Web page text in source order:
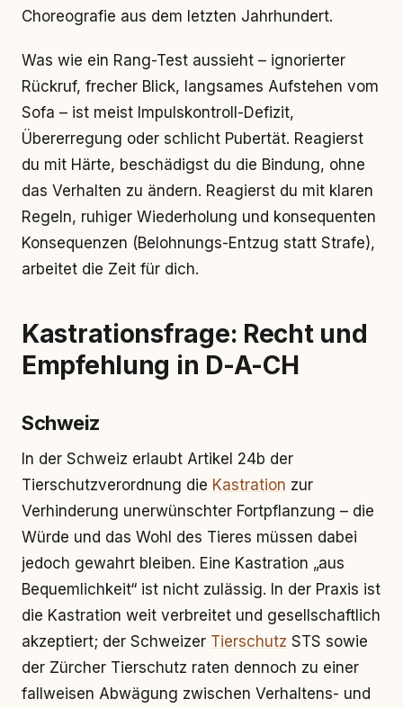
Choreografie aus dem letzten Jahrhundert.
Was wie ein Rang-Test aussieht – ignorierter
Rückruf, frecher Blick, langsames Aufstehen vom
Sofa – ist meist Impulskontroll-Defizit,
Übererregung oder schlicht Pubertät. Reagierst
du mit Härte, beschädigst du die Bindung, ohne
das Verhalten zu ändern. Reagierst du mit klaren
Regeln, ruhiger Wiederholung und konsequenten
Konsequenzen (Belohnungs-Entzug statt Strafe),
arbeitet die Zeit für dich.
Kastrationsfrage: Recht und
Empfehlung in D-A-CH
Schweiz
In der Schweiz erlaubt Artikel 24b der
Tierschutzverordnung die Kastration zur
Verhinderung unerwünschter Fortpflanzung – die
Würde und das Wohl des Tieres müssen dabei
jedoch gewahrt bleiben. Eine Kastration „aus
Bequemlichkeit“ ist nicht zulässig. In der Praxis ist
die Kastration weit verbreitet und gesellschaftlich
akzeptiert; der Schweizer Tierschutz STS sowie
der Zürcher Tierschutz raten dennoch zu einer
fallweisen Abwägung zwischen Verhaltens- und